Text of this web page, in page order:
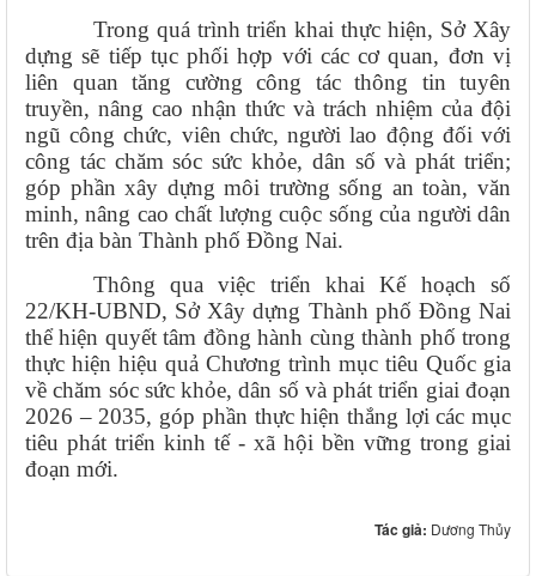
Trong quá trình triển khai thực hiện, Sở Xây
dựng sẽ tiếp tục phối hợp với các cơ quan, đơn vị
liên quan tăng cường công tác thông tin tuyên
truyền, nâng cao nhận thức và trách nhiệm của đội
ngũ công chức, viên chức, người lao động đối với
công tác chăm sóc sức khỏe, dân số và phát triển;
góp phần xây dựng môi trường sống an toàn, văn
minh, nâng cao chất lượng cuộc sống của người dân
trên địa bàn Thành phố Đồng Nai.
Thông qua việc triển khai Kế hoạch số
22/KH-UBND, Sở Xây dựng Thành phố Đồng Nai
thể hiện quyết tâm đồng hành cùng thành phố trong
thực hiện hiệu quả Chương trình mục tiêu Quốc gia
về chăm sóc sức khỏe, dân số và phát triển giai đoạn
2026 – 2035, góp phần thực hiện thắng lợi các mục
tiêu phát triển kinh tế - xã hội bền vững trong giai
đoạn mới.
Tác giả: Dương Thủy